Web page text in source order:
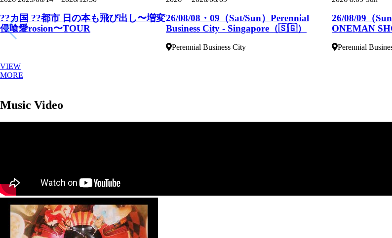
??カ国 ??都市 日の本も飛び出し〜増変
侵喰愛rosion〜TOUR
26/08/08・09（Sat/Sun）Perennial
Business City - Singapore（🇸🇬）
Perennial Business City
26/08/09（
ONEMAN
Perennial
VIEW
MORE
Music Video